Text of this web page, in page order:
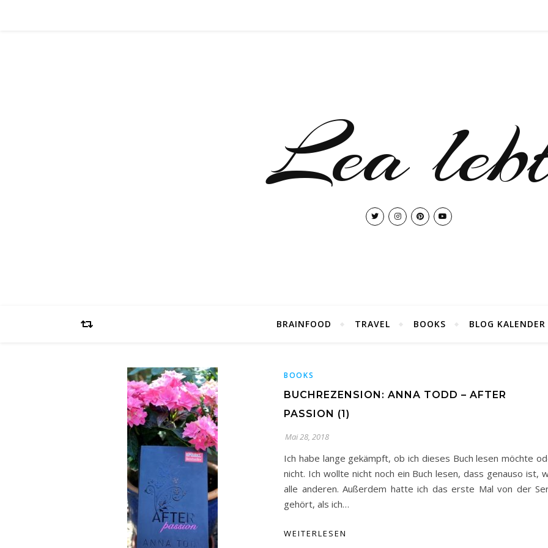
Lea
BRAINFOOD TRAVEL BOOKS BLOG KALENDER
BOOKS
BUCHREZENSION: ANNA TODD – AFTER
PASSION (1)
Mai 28, 2018
Ich habe lange gekämpft, ob ich dieses Buch lesen möchte
nicht. Ich wollte nicht noch ein Buch lesen, dass genauso ist,
alle anderen. Außerdem hatte ich das erste Mal von der
gehört, als ich…
WEITERLESEN